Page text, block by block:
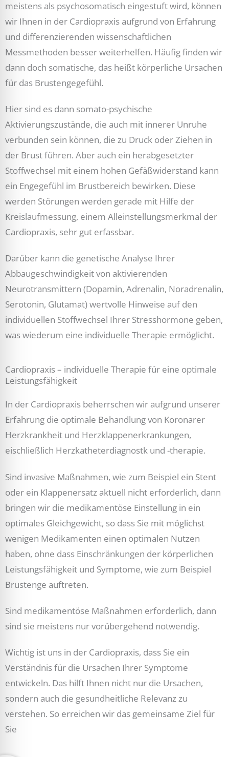
meistens als psychosomatisch eingestuft wird, können
wir Ihnen in der Cardiopraxis aufgrund von Erfahrung
und differenzierenden wissenschaftlichen
Messmethoden besser weiterhelfen. Häufig finden wir
dann doch somatische, das heißt körperliche Ursachen
für das Brustengegefühl.
Hier sind es dann somato-psychische
Aktivierungszustände, die auch mit innerer Unruhe
verbunden sein können, die zu Druck oder Ziehen in
der Brust führen. Aber auch ein herabgesetzter
Stoffwechsel mit einem hohen Gefäßwiderstand kann
ein Engegefühl im Brustbereich bewirken. Diese
werden Störungen werden gerade mit Hilfe der
Kreislaufmessung, einem Alleinstellungsmerkmal der
Cardiopraxis, sehr gut erfassbar.
Darüber kann die genetische Analyse Ihrer
Abbaugeschwindigkeit von aktivierenden
Neurotransmittern (Dopamin, Adrenalin, Noradrenalin,
Serotonin, Glutamat) wertvolle Hinweise auf den
individuellen Stoffwechsel Ihrer Stresshormone geben,
was wiederum eine individuelle Therapie ermöglicht.
Cardiopraxis – individuelle Therapie für eine optimale
Leistungsfähigkeit
In der Cardiopraxis beherrschen wir aufgrund unserer
Erfahrung die optimale Behandlung von Koronarer
Herzkrankheit und Herzklappenerkrankungen,
eischließlich Herzkatheterdiagnostk und -therapie.
Sind invasive Maßnahmen, wie zum Beispiel ein Stent
oder ein Klappenersatz aktuell nicht erforderlich, dann
bringen wir die medikamentöse Einstellung in ein
optimales Gleichgewicht, so dass Sie mit möglichst
wenigen Medikamenten einen optimalen Nutzen
haben, ohne dass Einschränkungen der körperlichen
Leistungsfähigkeit und Symptome, wie zum Beispiel
Brustenge auftreten.
Sind medikamentöse Maßnahmen erforderlich, dann
sind sie meistens nur vorübergehend notwendig.
Wichtig ist uns in der Cardiopraxis, dass Sie ein
Verständnis für die Ursachen Ihrer Symptome
entwickeln. Das hilft Ihnen nicht nur die Ursachen,
sondern auch die gesundheitliche Relevanz zu
verstehen. So erreichen wir das gemeinsame Ziel für
Sie